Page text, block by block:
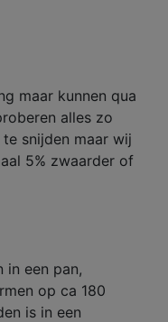
maar kunnen qua
alles zo
snijden maar wij
5% zwaarder of
in een pan,
op ca 180
is in een